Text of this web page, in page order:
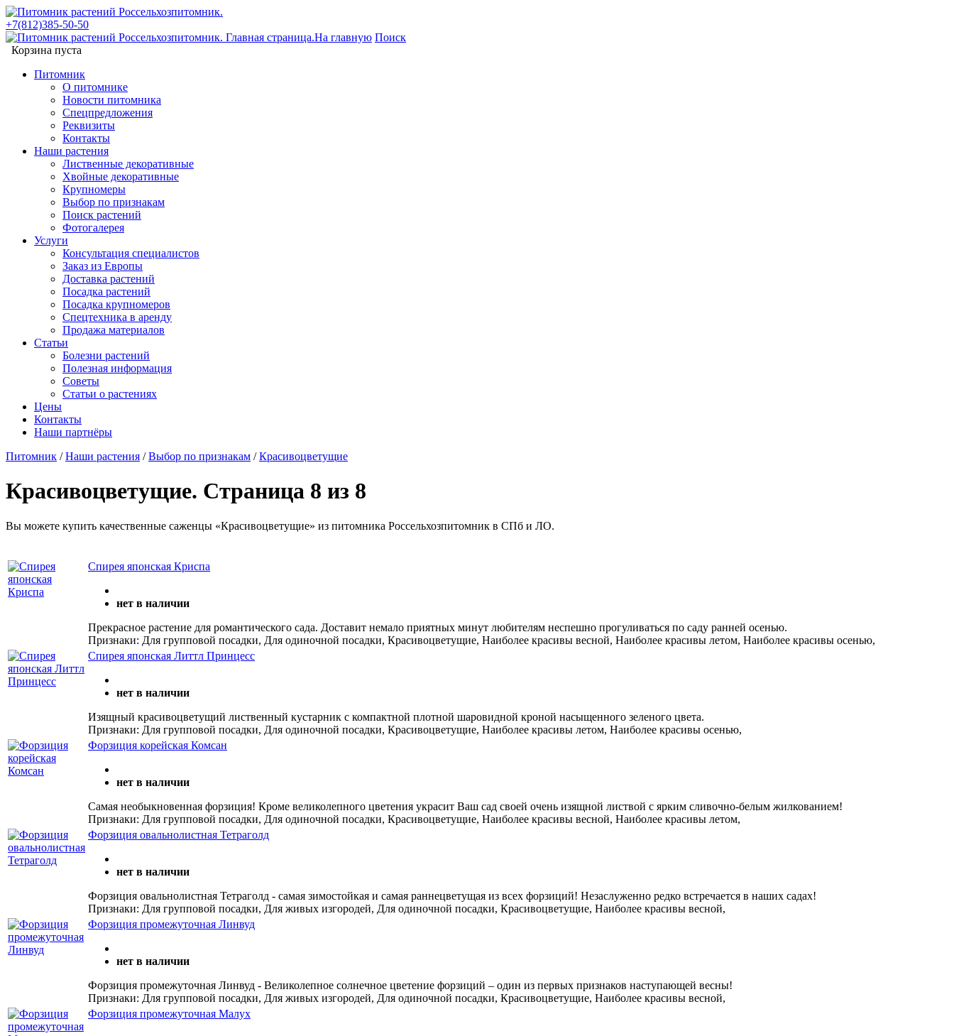
+7(812)385-50-50
На главную Поиск
Корзина пуста
Питомник
О питомнике
Новости питомника
Спецпредложения
Реквизиты
Контакты
Наши растения
Лиственные декоративные
Хвойные декоративные
Крупномеры
Выбор по признакам
Поиск растений
Фотогалерея
Услуги
Консультация специалистов
Заказ из Европы
Доставка растений
Посадка растений
Посадка крупномеров
Спецтехника в аренду
Продажа материалов
Статьи
Болезни растений
Полезная информация
Советы
Статьи о растениях
Цены
Контакты
Наши партнёры
Питомник /Наши растения /Выбор по признакам /Красивоцветущие
Красивоцветущие. Страница 8 из 8
Вы можете купить качественные саженцы «Красивоцветущие» из питомника Россельхозпитомник в СПб и ЛО.
Спирея японская Криспа
нет в наличии
Прекрасное растение для романтического сада. Доставит немало приятных минут любителям неспешно прогуливаться по саду ранней осенью.
Признаки: Для групповой посадки, Для одиночной посадки, Красивоцветущие, Наиболее красивы весной, Наиболее красивы летом, Наиболее красивы осенью,
Спирея японская Литтл Принцесс
нет в наличии
Изящный красивоцветущий лиственный кустарник с компактной плотной шаровидной кроной насыщенного зеленого цвета.
Признаки: Для групповой посадки, Для одиночной посадки, Красивоцветущие, Наиболее красивы летом, Наиболее красивы осенью,
Форзиция корейская Комсан
нет в наличии
Самая необыкновенная форзиция! Кроме великолепного цветения украсит Ваш сад своей очень изящной листвой с ярким сливочно-белым жилкованием!
Признаки: Для групповой посадки, Для одиночной посадки, Красивоцветущие, Наиболее красивы весной, Наиболее красивы летом,
Форзиция овальнолистная Тетраголд
нет в наличии
Форзиция овальнолистная Тетраголд - самая зимостойкая и самая раннецветущая из всех форзиций! Незаслуженно редко встречается в наших садах!
Признаки: Для групповой посадки, Для живых изгородей, Для одиночной посадки, Красивоцветущие, Наиболее красивы весной,
Форзиция промежуточная Линвуд
нет в наличии
Форзиция промежуточная Линвуд - Великолепное солнечное цветение форзиций – один из первых признаков наступающей весны!
Признаки: Для групповой посадки, Для живых изгородей, Для одиночной посадки, Красивоцветущие, Наиболее красивы весной,
Форзиция промежуточная Малух